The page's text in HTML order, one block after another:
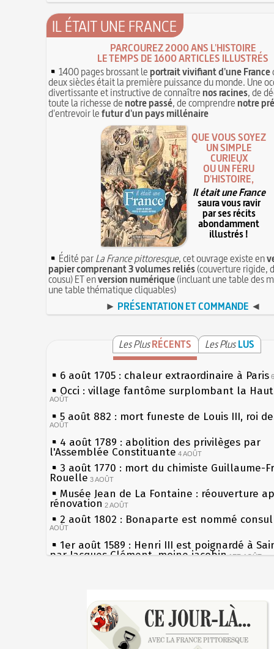
IL ÉTAIT UNE FRANCE
PARCOUREZ 2000 ANS L'HISTOIRE
LE TEMPS DE 1600 ARTICLES ILLUSTRÉS
1400 pages brossant leportrait vivifiant d'une France
deux siècles était la première puissance du monde. Une
divertissante et instructive de connaîtrenos racines, de
toute la richesse denotre passé, de comprendrenotre
d'entrevoir lefutur d'un pays millénaire
QUE VOUS SOYEZ
UN SIMPLE
CURIEUX
OU UN FÉRU
D'HISTOIRE,
Il était une France
saura vous ravir
par ses récits
abondamment
illustrés !
Édité parLa France pittoresque, cet ouvrage existe en
papier comprenant 3 volumes reliés(couverture rigide,
cousu) ET enversion numérique(incluant une table des
une table thématique cliquables)
► PRÉSENTATION ET COMMANDE ◄
Les PlusRÉCENTS Les Plus LUS
6 août 1705 : chaleur extraordinaire à Paris
Occi : village fantôme surplombant la
AOÛT
5 août 882 : mort funeste de Louis III, roi
AOÛT
4 août 1789 : abolition des privilèges par
l'Assemblée Constituante 4 AOÛT
3 août 1770 : mort du chimiste Guillaume-
Rouelle 3 AOÛT
Musée Jean de La Fontaine : réouverture
rénovation 2 AOÛT
2 août 1802 : Bonaparte est nommé
AOÛT
1er août 1589 : Henri III est poignardé à
par Jacques Clément, moine jacobin 1ER AOÛT
Chocolat Poulain 30 JUILLET
29 juillet 1881 : loi sur la liberté de la
28 juillet 1794 : supplice de Robespierre
les siècles
27 mai 1610 : supplice de François
du roi Henri IV
Pierre qui roule n'amasse pas mousse